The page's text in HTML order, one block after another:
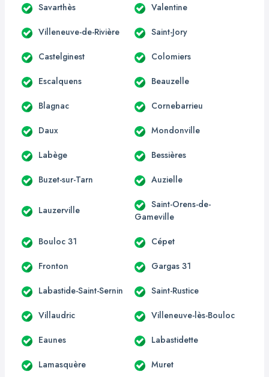
Savarthès Valentine
Villeneuve-de-Rivière Saint-Jory
Castelginest Colomiers
Escalquens Beauzelle
Blagnac Cornebarrieu
Daux Mondonville
Labège Bessières
Buzet-sur-Tarn Auzielle
Lauzerville
Saint-Orens-de-
Gameville
Bouloc 31 Cépet
Fronton Gargas 31
Labastide-Saint-Sernin Saint-Rustice
Villaudric Villeneuve-lès-Bouloc
Eaunes Labastidette
Lamasquère Muret